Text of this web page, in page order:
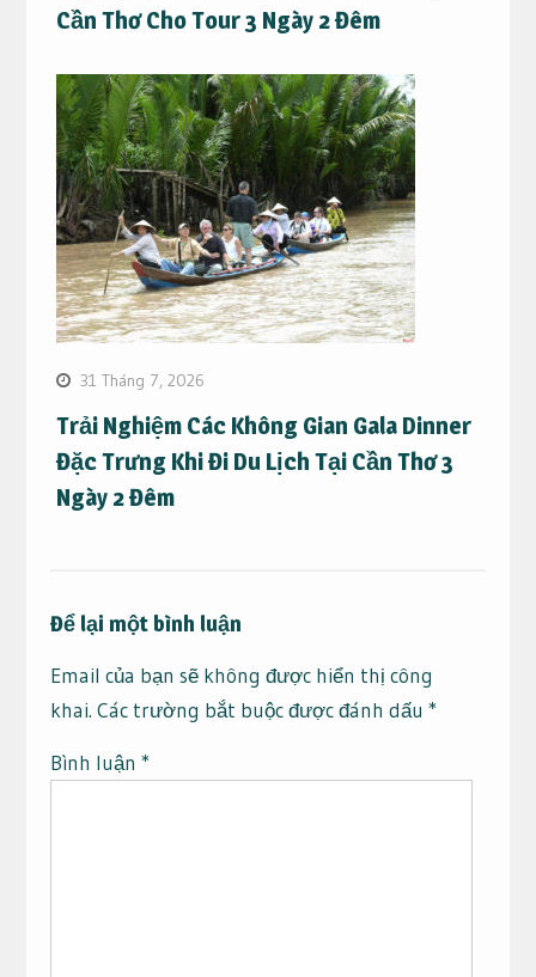
Cần Thơ Cho Tour 3 Ngày 2 Đêm
31 Tháng 7, 2026
Trải Nghiệm Các Không Gian Gala Dinner
Đặc Trưng Khi Đi Du Lịch Tại Cần Thơ 3
Ngày 2 Đêm
Để lại một bình luận
Email của bạn sẽ không được hiển thị công
khai. Các trường bắt buộc được đánh dấu *
Bình luận *